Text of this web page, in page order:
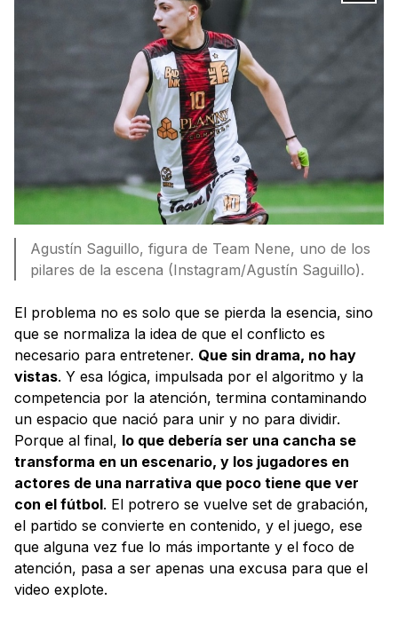
Agustín Saguillo, figura de Team Nene, uno de los
pilares de la escena (Instagram/Agustín Saguillo).
El problema no es solo que se pierda la esencia, sino
que se normaliza la idea de que el conflicto es
necesario para entretener. Que sin drama, no hay
vistas. Y esa lógica, impulsada por el algoritmo y la
competencia por la atención, termina contaminando
un espacio que nació para unir y no para dividir.
Porque al final, lo que debería ser una cancha se
transforma en un escenario, y los jugadores en
actores de una narrativa que poco tiene que ver
con el fútbol. El potrero se vuelve set de grabación,
el partido se convierte en contenido, y el juego, ese
que alguna vez fue lo más importante y el foco de
atención, pasa a ser apenas una excusa para que el
video explote.